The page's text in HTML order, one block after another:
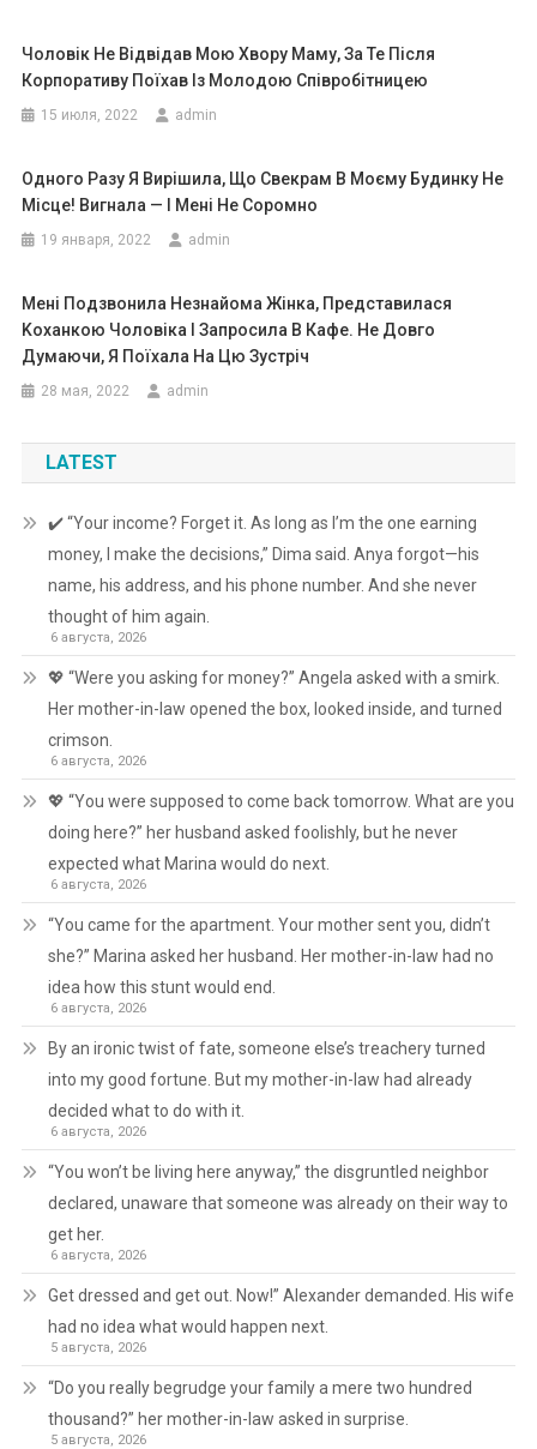
Чоловік Не Відвідав Мою Хвоpу Маму, За Те Після
Корпоративу Поїхав Із Молодою Співробітницею
15 июля, 2022 admin
Одного Разу Я Вирішила, Що Свекрам В Моєму Будинку Не
Місце! Вигнала — І Мені Не Соромно
19 января, 2022 admin
Мені Подзвонила Незнайома Жінка, Представилася
Kоханкою Чоловіка І Запросила В Кафе. Не Довго
Думаючи, Я Поїхала На Цю Зустріч
28 мая, 2022 admin
LATEST
✔️ “Your income? Forget it. As long as I’m the one earning
money, I make the decisions,” Dima said. Anya forgot—his
name, his address, and his phone number. And she never
thought of him again.
6 августа, 2026
💖 “Were you asking for money?” Angela asked with a smirk.
Her mother-in-law opened the box, looked inside, and turned
crimson.
6 августа, 2026
💖 “You were supposed to come back tomorrow. What are you
doing here?” her husband asked foolishly, but he never
expected what Marina would do next.
6 августа, 2026
“You came for the apartment. Your mother sent you, didn’t
she?” Marina asked her husband. Her mother-in-law had no
idea how this stunt would end.
6 августа, 2026
By an ironic twist of fate, someone else’s treachery turned
into my good fortune. But my mother-in-law had already
decided what to do with it.
6 августа, 2026
“You won’t be living here anyway,” the disgruntled neighbor
declared, unaware that someone was already on their way to
get her.
6 августа, 2026
Get dressed and get out. Now!” Alexander demanded. His wife
had no idea what would happen next.
5 августа, 2026
“Do you really begrudge your family a mere two hundred
thousand?” her mother-in-law asked in surprise.
5 августа, 2026